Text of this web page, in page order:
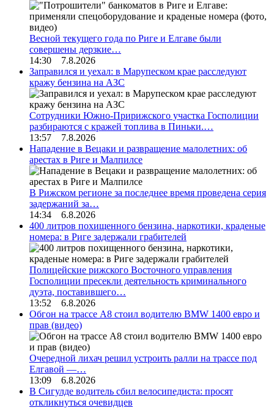
Весной текущего года по Риге и Елгаве были
совершены дерзкие…
14:30 7.8.2026
Заправился и уехал: в Марупеском крае расследуют
кражу бензина на АЗС
Сотрудники Южно-Пририжского участка Госполиции
разбираются с кражей топлива в Пиньки.…
13:57 7.8.2026
Нападение в Вецаки и развращение малолетних: об
арестах в Риге и Малпилсе
В Рижском регионе за последнее время проведена серия
задержаний за…
14:34 6.8.2026
400 литров похищенного бензина, наркотики, краденые
номера: в Риге задержали грабителей
Полицейские рижского Восточного управления
Госполиции пресекли деятельность криминального
дуэта, поставившего…
13:52 6.8.2026
Обгон на трассе А8 стоил водителю BMW 1400 евро и
прав (видео)
Очередной лихач решил устроить ралли на трассе под
Елгавой —…
13:09 6.8.2026
В Сигулде водитель сбил велосипедиста: просят
откликнуться очевидцев